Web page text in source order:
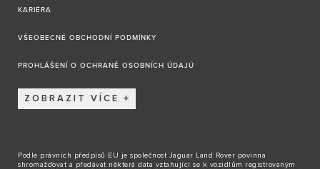
KARIÉRA
VŠEOBECNÉ OBCHODNÍ PODMÍNKY
PROHLÁŠENÍ O OCHRANĚ OSOBNÍCH ÚDAJÚ
ZOBRAZIT VÍCE
Podle právních předpisů EU je společnost Jaguar Land Rover povinna
shromažďovat a předávat některá data vztahující se k vozidlům registrovaným